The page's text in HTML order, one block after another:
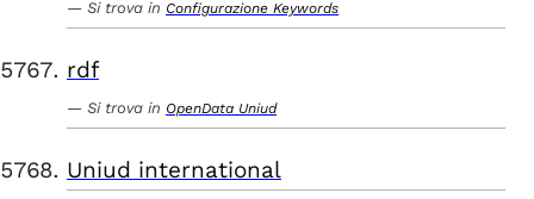
Si trova in Configurazione Keywords
rdf
Si trova in OpenData Uniud
Uniud international